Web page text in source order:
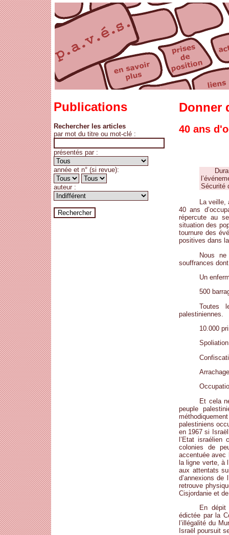
Publications
Rechercher les articles
par mot du titre ou mot-clé :
présentés par :
année et n° (si revue):
auteur :
Donner
40 ans
Sécurité
La veille,
40 ans
répercute au
situation des
tournure des
positives dans
Nous
souffrances
Un
500
Toutes
palestiniennes.
10.000
Et cela
peuple
palestiniens
en 1967 si
l’Etat israélien
colonies de
accentuée avec
la ligne verte, à
aux attentats
d’annexions
retrouve
Cisjordanie et
En
édictée par la
l’illégalité du
Israël poursuit